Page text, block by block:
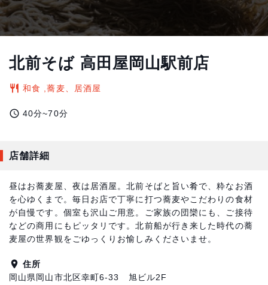
北前そば 高田屋岡山駅前店
restaurant 和食 ,蕎麦、居酒屋
access_time 40分~70分
店舗詳細
昼はお蕎麦屋、夜は居酒屋。北前そばと旨い肴で、粋なお酒
を心ゆくまで。毎日お店で丁寧に打つ蕎麦やこだわりの食材
が自慢です。個室も沢山ご用意。ご家族の団欒にも、ご接待
などの商用にもピッタリです。北前船が行き来した時代の蕎
麦屋の世界観をごゆっくりお愉しみくださいませ。
room 住所
岡山県岡山市北区幸町6-33 旭ビル2F